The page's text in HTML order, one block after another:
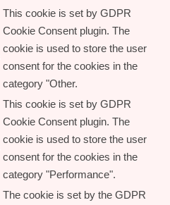
This cookie is set by GDPR
Cookie Consent plugin. The
cookie is used to store the user
consent for the cookies in the
category "Other.
This cookie is set by GDPR
Cookie Consent plugin. The
cookie is used to store the user
consent for the cookies in the
category "Performance".
The cookie is set by the GDPR